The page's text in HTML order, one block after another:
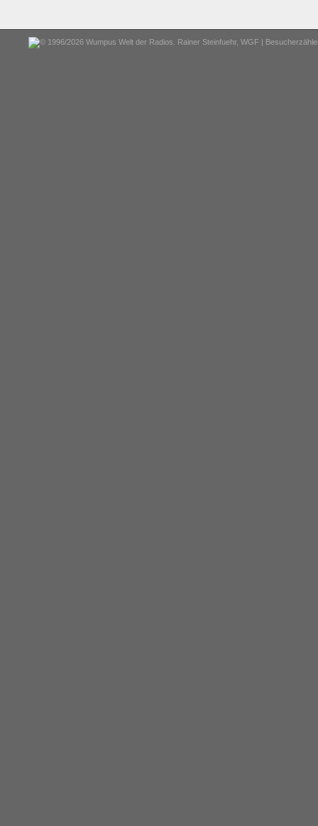
© 1996/2026 Wumpus Welt der Radios. Rainer Steinfuehr, WGF |